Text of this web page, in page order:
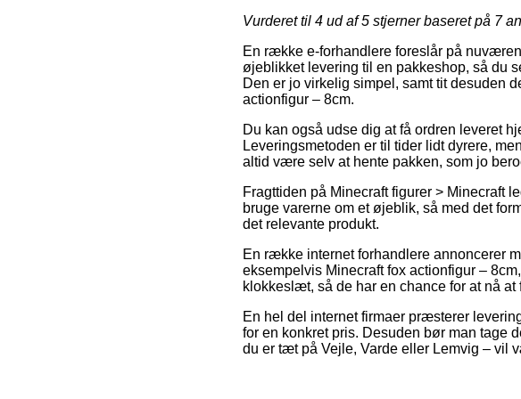
Vurderet til 4 ud af 5 stjerner baseret på 7
En række e-forhandlere foreslår på
øjeblikket levering til en pakkeshop, så du
Den er jo virkelig simpel, samt tit desuden
actionfigur – 8cm.
Du kan også udse dig at få ordren leveret
Leveringsmetoden er til tider lidt dyrere,
altid være selv at hente pakken, som jo
Fragttiden på Minecraft figurer > Minecraft
bruge varerne om et øjeblik, så med det
det relevante produkt.
En række internet forhandlere annoncerer
eksempelvis Minecraft fox actionfigur –
klokkeslæt, så de har en chance for at nå
En hel del internet firmaer præsterer
for en konkret pris. Desuden bør man tage
du er tæt på Vejle, Varde eller Lemvig – vil